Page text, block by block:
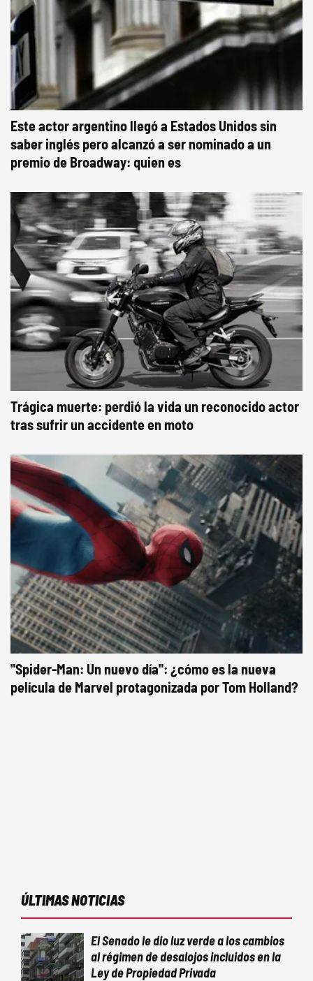
Este actor argentino llegó a Estados Unidos sin
saber inglés pero alcanzó a ser nominado a un
premio de Broadway: quien es
Trágica muerte: perdió la vida un reconocido actor
tras sufrir un accidente en moto
"Spider-Man: Un nuevo día": ¿cómo es la nueva
película de Marvel protagonizada por Tom Holland?
ÚLTIMAS NOTICIAS
El Senado le dio luz verde a los cambios
al régimen de desalojos incluidos en la
Ley de Propiedad Privada